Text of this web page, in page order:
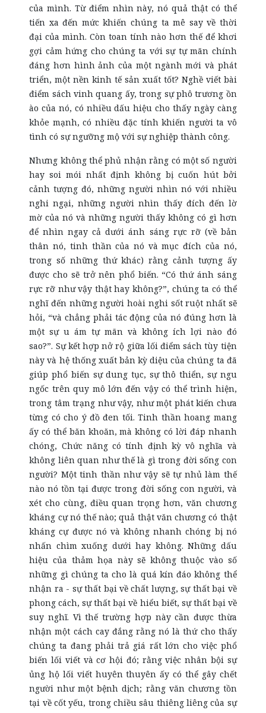
của mình. Từ điểm nhìn này, nó quả thật có thể
tiến xa đến mức khiến chúng ta mê say về thời
đại của mình. Còn toan tính nào hơn thế để khơi
gợi cảm hứng cho chúng ta với sự tự mãn chính
đáng hơn hình ảnh của một ngành mới và phát
triển, một nền kinh tế sản xuất tốt? Nghề viết bài
điểm sách vinh quang ấy, trong sự phô trương ồn
ào của nó, có nhiều dấu hiệu cho thấy ngày càng
khỏe mạnh, có nhiều đặc tính khiến người ta vô
tình có sự ngưỡng mộ với sự nghiệp thành công.
Nhưng không thể phủ nhận rằng có một số người
hay soi mói nhất định không bị cuốn hút bởi
cảnh tượng đó, những người nhìn nó với nhiều
nghi ngại, những người nhìn thấy đích đến lờ
mờ của nó và những người thấy không có gì hơn
để nhìn ngay cả dưới ánh sáng rực rỡ (về bản
thân nó, tinh thần của nó và mục đích của nó,
trong số những thứ khác) rằng cảnh tượng ấy
được cho sẽ trở nên phổ biến. “Có thứ ánh sáng
rực rỡ như vậy thật hay không?”, chúng ta có thể
nghĩ đến những người hoài nghi sốt ruột nhất sẽ
hỏi, “và chẳng phải tác động của nó đúng hơn là
một sự u ám tự mãn và không ích lợi nào đó
sao?”. Sự kết hợp nở rộ giữa lối điểm sách tùy tiện
này và hệ thống xuất bản kỳ diệu của chúng ta đã
giúp phổ biến sự dung tục, sự thô thiển, sự ngu
ngốc trên quy mô lớn đến vậy có thể trình hiện,
trong tâm trạng như vậy, như một phát kiến chưa
từng có cho ý đồ đen tối. Tinh thần hoang mang
ấy có thể băn khoăn, mà không có lời đáp nhanh
chóng, Chức năng có tính định kỳ vô nghĩa và
không liên quan như thế là gì trong đời sống con
người? Một tinh thần như vậy sẽ tự nhủ làm thế
nào nó tồn tại được trong đời sống con người, và
xét cho cùng, điều quan trọng hơn, văn chương
kháng cự nó thế nào; quả thật văn chương có thật
kháng cự được nó và không nhanh chóng bị nó
nhấn chìm xuống dưới hay không. Những dấu
hiệu của thảm họa này sẽ không thuộc vào số
những gì chúng ta cho là quá kín đáo không thể
nhận ra - sự thất bại về chất lượng, sự thất bại về
phong cách, sự thất bại về hiểu biết, sự thất bại về
suy nghĩ. Vì thế trường hợp này cần được thừa
nhận một cách cay đắng rằng nó là thứ cho thấy
chúng ta đang phải trả giá rất lớn cho việc phổ
biến lối viết và cơ hội đó; rằng việc nhân bội sự
ủng hộ lối viết huyên thuyên ấy có thể gây chết
người như một bệnh dịch; rằng văn chương tồn
tại về cốt yếu, trong chiều sâu thiêng liêng của sự